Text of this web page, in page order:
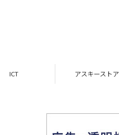
ICT アスキーストア